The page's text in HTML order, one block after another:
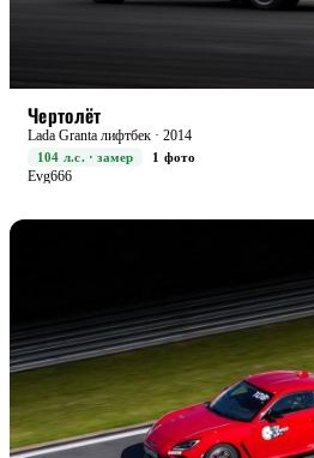
Чертолёт
Lada Granta лифтбек · 2014
104 л.с. · замер
1 фото
Evg666